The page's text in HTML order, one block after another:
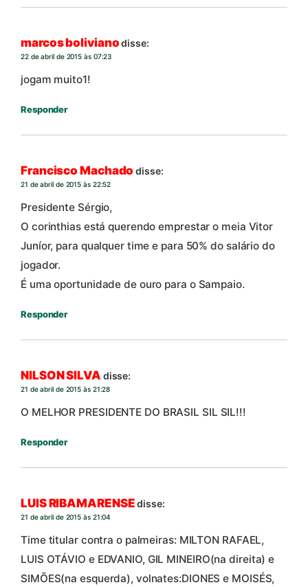
marcos bolivianodisse:
22 de abril de 2015 às 07:23
jogam muito1!
Responder
Francisco Machado disse:
21 de abril de 2015 às 22:52
Presidente Sérgio,
O corinthias está querendo emprestar o meia Vitor
Juníor, para qualquer time e para 50% do salário do
jogador.
É uma oportunidade de ouro para o Sampaio.
Responder
NILSON SILVA disse:
21 de abril de 2015 às 21:28
O MELHOR PRESIDENTE DO BRASIL SIL SIL!!!
Responder
LUIS RIBAMARENSEdisse:
21 de abril de 2015 às 21:04
Time titular contra o palmeiras: MILTON RAFAEL,
LUIS OTÁVIO e EDVANIO, GIL MINEIRO(na direita) e
SIMÕES(na esquerda), volnates:DIONES e MOISÉS,